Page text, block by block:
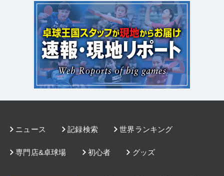
ニュース 記録検索 世界ランキング
グッズ
専門店&卓球場 初心者